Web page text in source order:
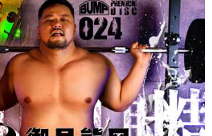
シ全裸トレ射精